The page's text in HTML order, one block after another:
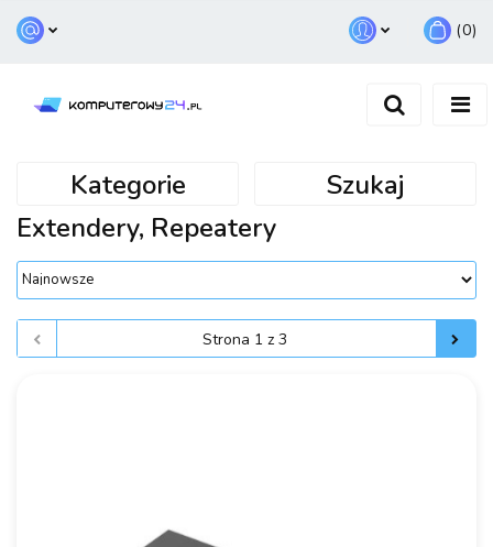
Zarejestruj się
(0)
Kategorie
Szukaj
Extendery, Repeatery